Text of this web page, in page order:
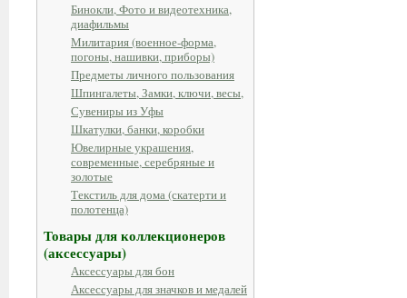
Бинокли, Фото и видеотехника,
диафильмы
Милитария (военное-форма,
погоны, нашивки, приборы)
Предметы личного пользования
Шпингалеты, Замки, ключи, весы,
Сувениры из Уфы
Шкатулки, банки, коробки
Ювелирные украшения,
современные, серебряные и
золотые
Текстиль для дома (скатерти и
полотенца)
Товары для коллекционеров
(аксессуары)
Аксессуары для бон
Аксессуары для значков и медалей